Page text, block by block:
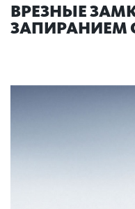
ВРЕЗНЫЕ
ЗАПИРАНИЕМ